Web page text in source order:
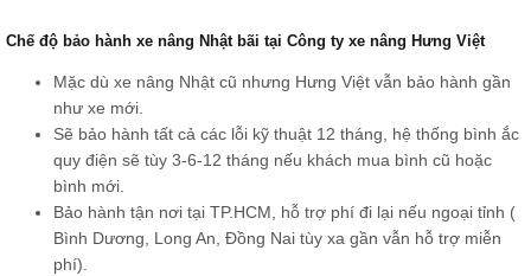
Chế độ bảo hành xe nâng Nhật bãi tại Công ty xe nâng Hưng Việt
Mặc dù xe nâng Nhật cũ nhưng Hưng Việt vẫn bảo hành gần
như xe mới.
Sẽ bảo hành tất cả các lỗi kỹ thuật 12 tháng, hệ thống bình ắc
quy điện sẽ tùy 3-6-12 tháng nếu khách mua bình cũ hoặc
bình mới.
Bảo hành tận nơi tại TP.HCM, hỗ trợ phí đi lại nếu ngoại tỉnh (
Bình Dương, Long An, Đồng Nai tùy xa gần vẫn hỗ trợ miễn
phí).